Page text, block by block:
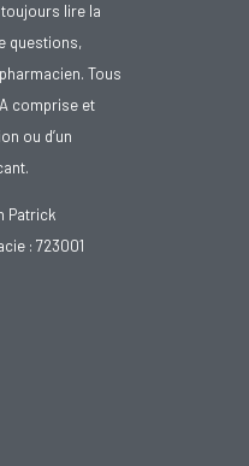
toujours lire la
questions,
Tous
comprise et
ou d’un
Patrick
: 723001